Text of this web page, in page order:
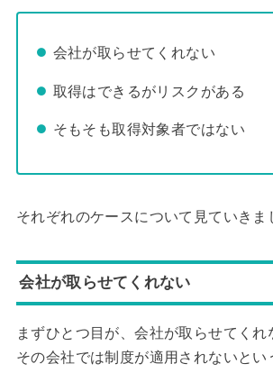
会社が取らせてくれない
取得はできるがリスクがある
そもそも取得対象者ではない
それぞれのケースについて見ていきま
会社が取らせてくれない
まずひとつ目が、会社が取らせてくれ
その会社では制度が適用されないとい